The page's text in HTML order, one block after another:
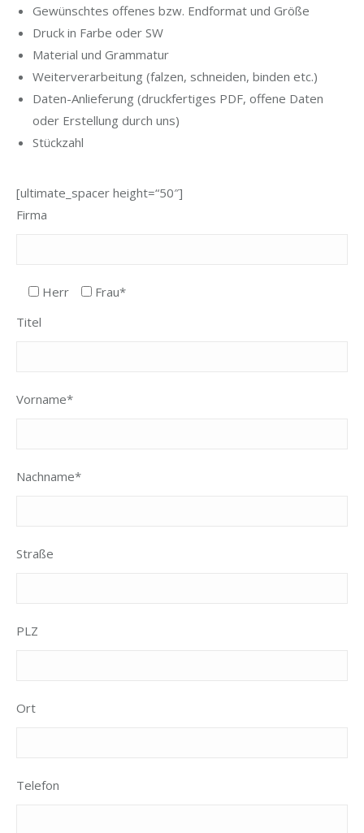
Gewünschtes offenes bzw. Endformat und Größe
Druck in Farbe oder SW
Material und Grammatur
Weiterverarbeitung (falzen, schneiden, binden etc.)
Daten-Anlieferung (druckfertiges PDF, offene Daten
oder Erstellung durch uns)
Stückzahl
[ultimate_spacer height=“50″]
Firma
Herr
Frau*
Titel
Vorname*
Nachname*
Straße
PLZ
Ort
Telefon